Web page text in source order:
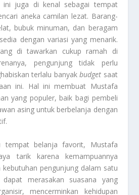
ini juga di kenal sebagai tempat
aneka camilan lezat. Barang-
bubuk minuman, dan beragam
dengan variasi yang menarik.
di tawarkan cukup ramah di
pengunjung tidak perlu
terlalu banyakbudget saat
ini. Hal ini membuat Mustafa
yang populer, baik bagi pembeli
asing untuk berbelanja dengan
tempat belanja favorit, Mustafa
tarik karena kemampuannya
pengunjung dalam satu
dapat merasakan suasana yang
mencerminkan kehidupan